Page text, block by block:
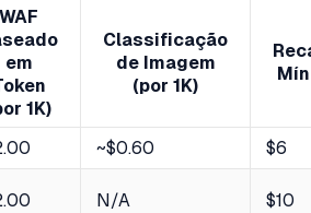
WAF
em
1K)
Classificação
de Imagem
(por 1K)
~$0.60
$6
N/A $10